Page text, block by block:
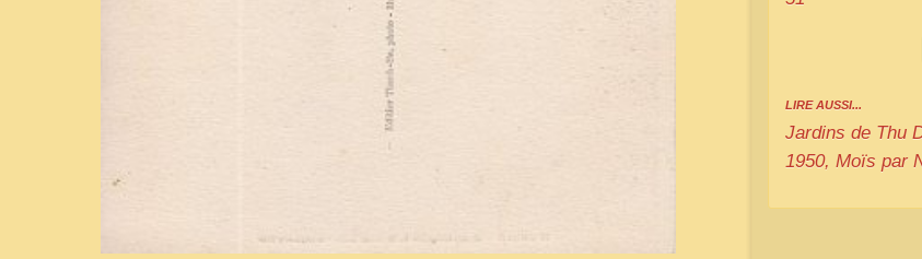
LIRE AUSSI...
Jardins de Thu
1950, Moïs par